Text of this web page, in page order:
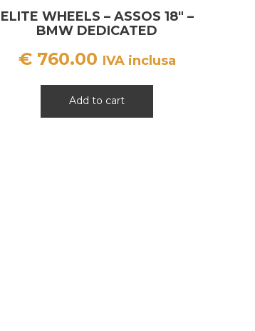
ELITE WHEELS – ASSOS 18″ –
BMW DEDICATED
€760.00 IVA inclusa
Add to cart